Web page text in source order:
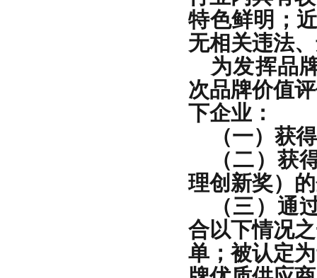
特色鲜明；
无相关违法
为发挥品
次品牌价值
下企业：
（一）获
（二）获
理创新奖）
（三）通
合以下情况
单；被认定